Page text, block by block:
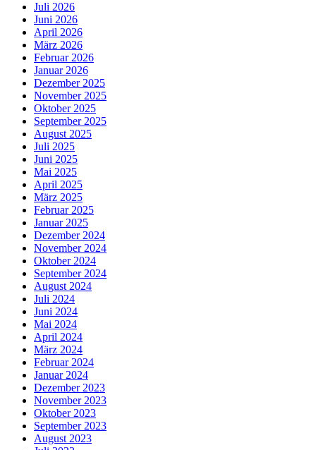
Juli 2026
Juni 2026
April 2026
März 2026
Februar 2026
Januar 2026
Dezember 2025
November 2025
Oktober 2025
September 2025
August 2025
Juli 2025
Juni 2025
Mai 2025
April 2025
März 2025
Februar 2025
Januar 2025
Dezember 2024
November 2024
Oktober 2024
September 2024
August 2024
Juli 2024
Juni 2024
Mai 2024
April 2024
März 2024
Februar 2024
Januar 2024
Dezember 2023
November 2023
Oktober 2023
September 2023
August 2023